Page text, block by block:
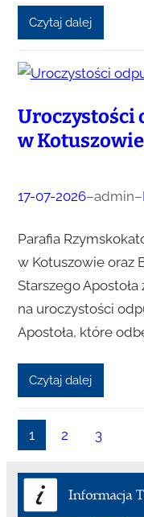
Czytaj dalej
Uroczystości
w Kotuszowie
17-07-2026–admin–
Parafia
w Kotuszowie oraz
Starszego
na uroczystości
Apostoła, które
Czytaj dalej
1 2 3